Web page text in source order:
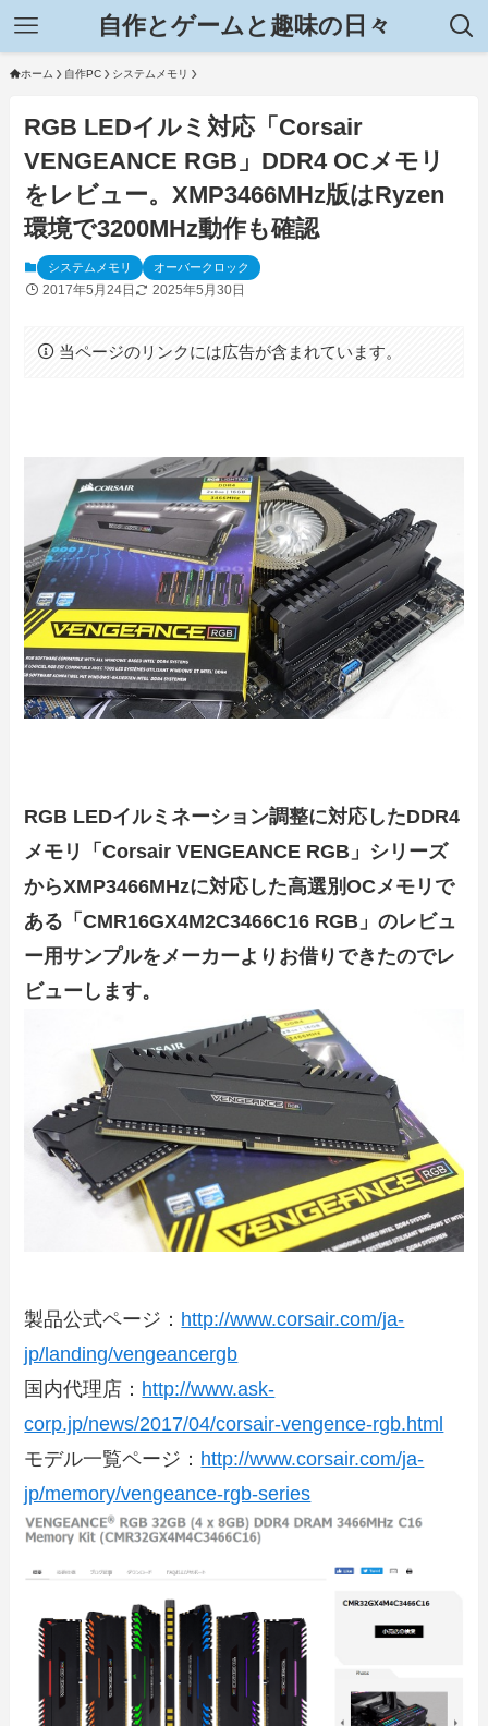
自作とゲームと趣味の日々
ホーム 自作PC システムメモリ
RGB LEDイルミ対応「Corsair
VENGEANCE RGB」DDR4 OCメモリ
をレビュー。XMP3466MHz版はRyzen
環境で3200MHz動作も確認
システムメモリ オーバークロック
2017年5月24日 2025年5月30日
当ページのリンクには広告が含まれています。
RGB LEDイルミネーション調整に対応したDDR4
メモリ「Corsair VENGEANCE RGB」シリーズ
からXMP3466MHzに対応した高選別OCメモリで
ある「CMR16GX4M2C3466C16 RGB」のレビュ
ー用サンプルをメーカーよりお借りできたのでレ
ビューします。
製品公式ページ： http://www.corsair.com/ja-
jp/landing/vengeancergb
国内代理店： http://www.ask-
corp.jp/news/2017/04/corsair-vengence-rgb.html
モデル一覧ページ： http://www.corsair.com/ja-
jp/memory/vengeance-rgb-series